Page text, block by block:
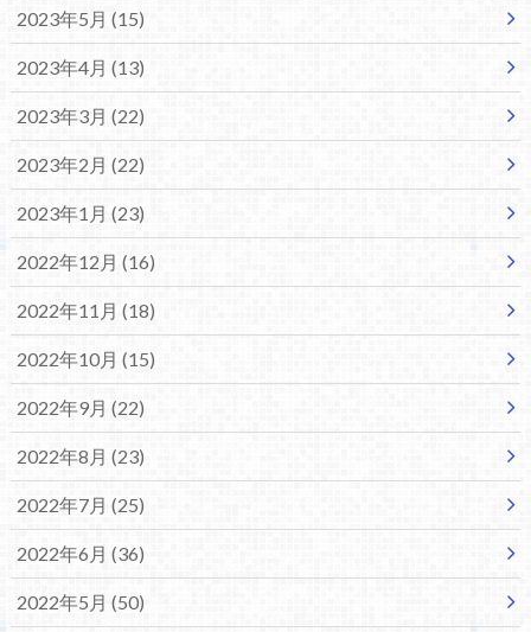
2023年5月 (15)
2023年4月 (13)
2023年3月 (22)
2023年2月 (22)
2023年1月 (23)
2022年12月 (16)
2022年11月 (18)
2022年10月 (15)
2022年9月 (22)
2022年8月 (23)
2022年7月 (25)
2022年6月 (36)
2022年5月 (50)